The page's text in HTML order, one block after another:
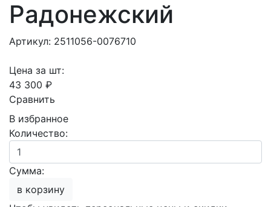
Радонежский
Артикул: 2511056-0076710
Цена за шт:
43 300 ₽
Сравнить
В избранное
Количество:
Сумма:
в корзину